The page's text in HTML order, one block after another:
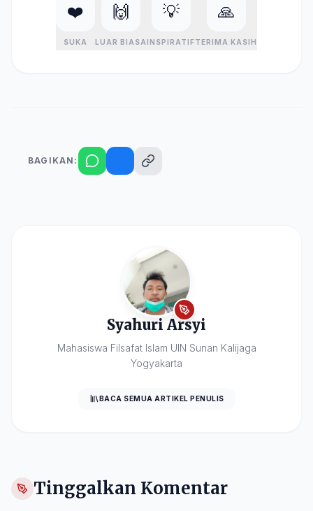
❤️
SUKA
🙌
LUAR BIASA
💡
INSPIRATIF
🙏
TERIMA KASIH
BAGIKAN:
Syahuri Arsyi
Mahasiswa Filsafat Islam UIN Sunan Kalijaga
Yogyakarta
BACA SEMUA ARTIKEL PENULIS
Tinggalkan Komentar